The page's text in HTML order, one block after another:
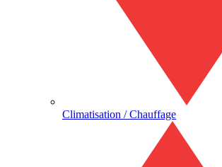
Climatisation / Chauffage